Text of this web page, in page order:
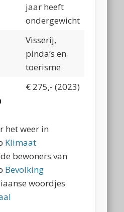
jaar heeft
ondergewicht
Visserij,
pinda’s en
toerisme
€ 275,- (2023)
het weer in
Klimaat
bewoners van
Bevolking
woordjes